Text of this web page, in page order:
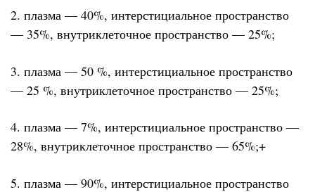
2. плазма — 40%, интерстициальное пространство
— 35%, внутриклеточное пространство — 25%;
3. плазма — 50 %, интерстициальное пространство
— 25 %, внутриклеточное пространство — 25%;
4. плазма — 7%, интерстициальное пространство —
28%, внутриклеточное пространство — 65%;+
5. плазма — 90%, интерстициальное пространство